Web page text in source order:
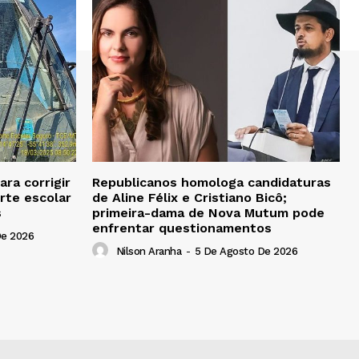
corrigir
escolar
2026
Republicanos homologa candidaturas
de Aline Félix e Cristiano Bicô;
primeira-dama de Nova Mutum pode
enfrentar questionamentos
Nilson Aranha - 5 De Agosto De 2026